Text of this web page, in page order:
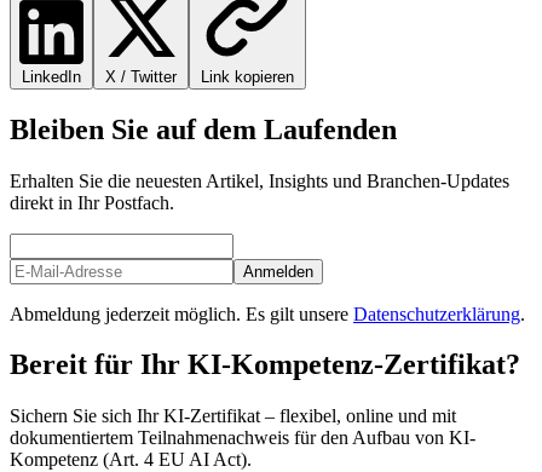
LinkedIn X / Twitter Link kopieren
Bleiben Sie auf dem Laufenden
Erhalten Sie die neuesten Artikel, Insights und Branchen-Updates
direkt in Ihr Postfach.
Anmelden
Abmeldung jederzeit möglich. Es gilt unsere Datenschutzerklärung.
Bereit für Ihr KI-Kompetenz-Zertifikat?
Sichern Sie sich Ihr KI-Zertifikat – flexibel, online und mit
dokumentiertem Teilnahmenachweis für den Aufbau von KI-
Kompetenz (Art. 4 EU AI Act).